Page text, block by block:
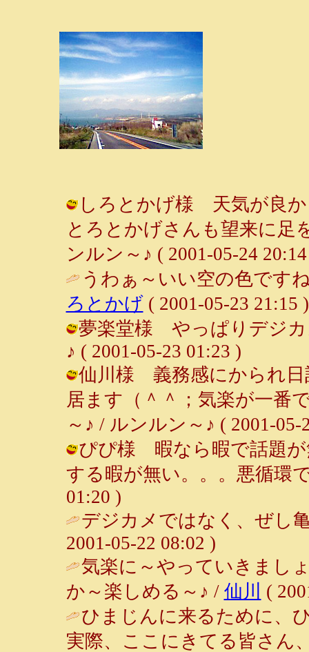
しろとかげ様 天気が良か
とろとかげさんも望来に足
ンルン～♪ ( 2001-05-24
うわぁ～いい空の色です
ろとかげ( 2001-05-23 21:15 )
夢楽堂様 やっぱりデジカ
♪ ( 2001-05-23 01:23 )
仙川様 義務感にかられ日
居ます（＾＾；気楽が一番
～♪ / ルンルン～♪ ( 2001-05-
ぴぴ様 暇なら暇で話題が
する暇が無い。。。悪循環
01:20 )
デジカメではなく、ぜし
2001-05-22 08:02 )
気楽に～やっていきまし
か～楽しめる～♪ / 仙川
(
ひまじんに来るために、
実際、ここにきてる皆さん